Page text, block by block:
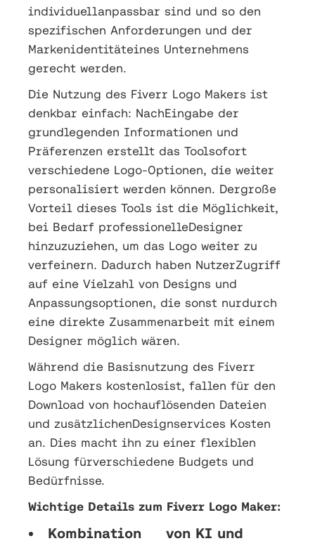
individuellanpassbar sind und so den
spezifischen Anforderungen und der
Markenidentitäteines Unternehmens
gerecht werden.
Die Nutzung des Fiverr Logo Makers ist
denkbar einfach: NachEingabe der
grundlegenden Informationen und
Präferenzen erstellt das Toolsofort
verschiedene Logo-Optionen, die weiter
personalisiert werden können. Dergroße
Vorteil dieses Tools ist die Möglichkeit,
bei Bedarf professionelleDesigner
hinzuzuziehen, um das Logo weiter zu
verfeinern. Dadurch haben NutzerZugriff
auf eine Vielzahl von Designs und
Anpassungsoptionen, die sonst nurdurch
eine direkte Zusammenarbeit mit einem
Designer möglich wären.
Während die Basisnutzung des Fiverr
Logo Makers kostenlosist, fallen für den
Download von hochauflösenden Dateien
und zusätzlichenDesignservices Kosten
an. Dies macht ihn zu einer flexiblen
Lösung fürverschiedene Budgets und
Bedürfnisse.
Wichtige Details zum Fiverr Logo Maker:
Kombination von KI und